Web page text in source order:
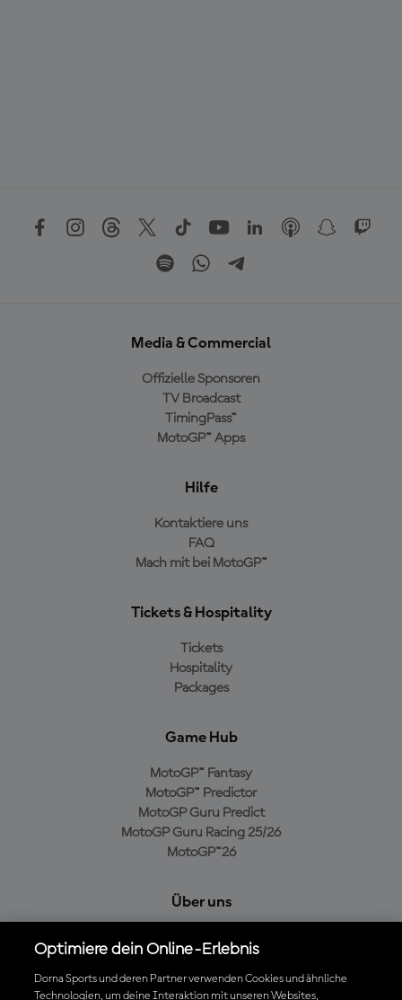
Media & Commercial
Offizielle Sponsoren
TV Broadcast
TimingPass™
MotoGP™ Apps
Hilfe
Kontaktiere uns
FAQ
Mach mit bei MotoGP™
Tickets & Hospitality
Tickets
Hospitality
Packages
Game Hub
MotoGP™ Fantasy
MotoGP™ Predictor
MotoGP Guru Predict
MotoGP Guru Racing 25/26
MotoGP™26
Über uns
Cookie-Richtlinien
Geschäftsbedingungen
Optimiere dein Online-Erlebnis
Dorna Sports und deren Partner verwenden Cookies und ähnliche
Technologien, um deine Interaktion mit unseren Websites,